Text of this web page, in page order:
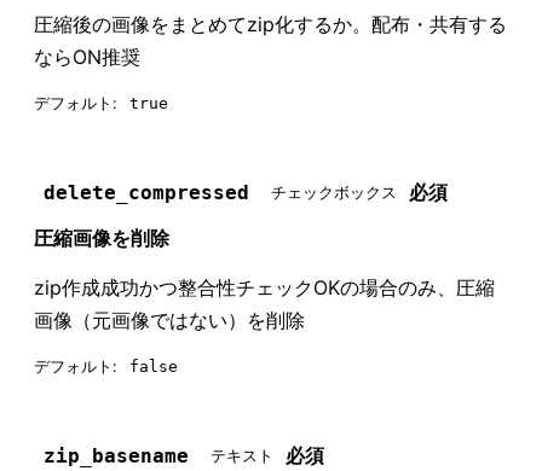
圧縮後の画像をまとめてzip化するか。配布・共有する
ならON推奨
デフォルト: true
delete_compressed チェックボックス
必須
圧縮画像を削除
zip作成成功かつ整合性チェックOKの場合のみ、圧縮
画像（元画像ではない）を削除
デフォルト: false
zip_basename テキスト
必須